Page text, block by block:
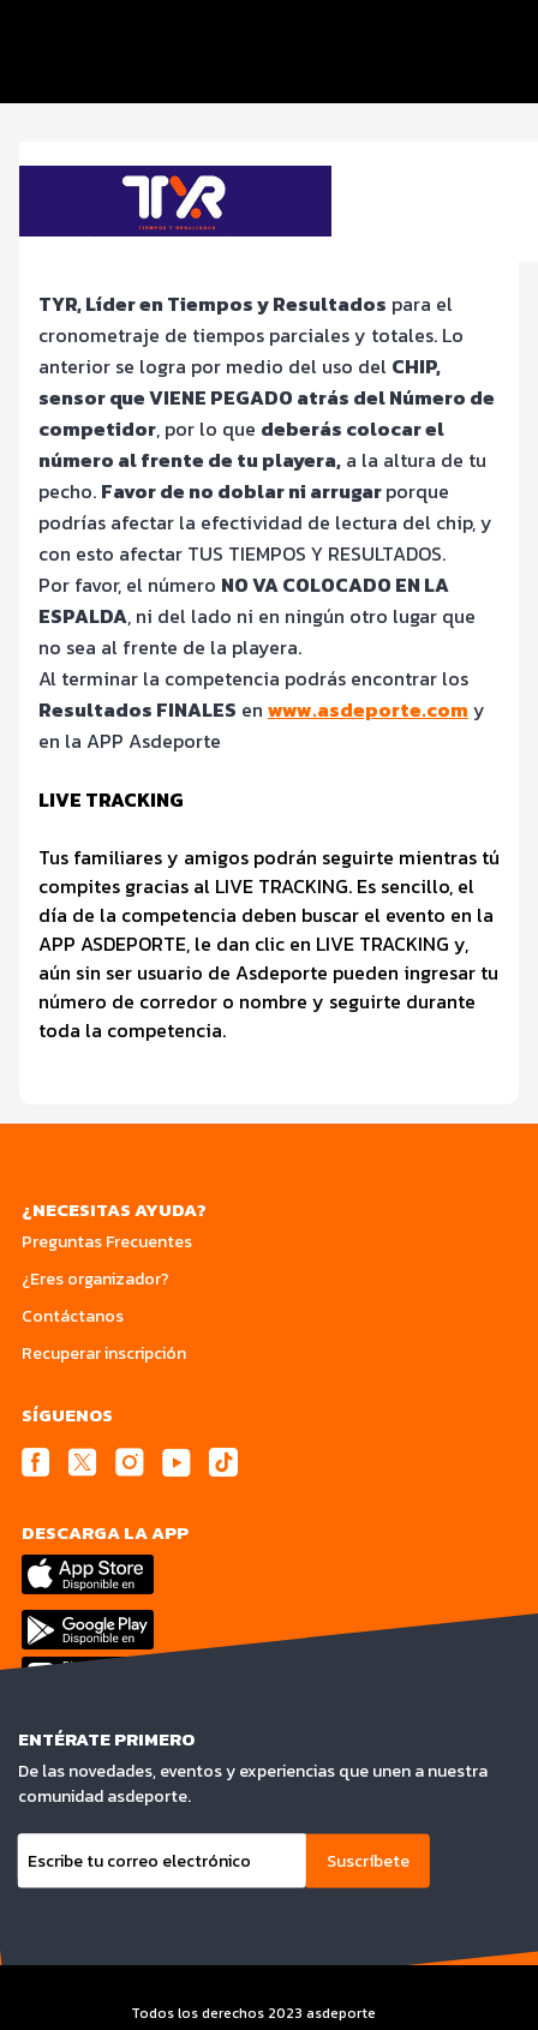
TYR, Líder en Tiempos y Resultados para el
cronometraje de tiempos parciales y totales. Lo
anterior se logra por medio del uso del CHIP,
sensor que VIENE PEGADO atrás del Número de
competidor, por lo que deberás colocar el
número al frente de tu playera, a la altura de tu
pecho. Favor de no doblar ni arrugarporque
podrías afectar la efectividad de lectura del chip, y
con esto afectar TUS TIEMPOS Y RESULTADOS.
Por favor, el número NO VA COLOCADO EN LA
ESPALDA, ni del lado ni en ningún otro lugar que
no sea al frente de la playera.
Al terminar la competencia podrás encontrar los
Resultados FINALES en www.asdeporte.com y
en la APP Asdeporte
LIVE TRACKING
Tus familiares y amigos podrán seguirte mientras tú
compites gracias al LIVE TRACKING. Es sencillo, el
día de la competencia deben buscar el evento en la
APP ASDEPORTE, le dan clic en LIVE TRACKING y,
aún sin ser usuario de Asdeporte pueden ingresar tu
número de corredor o nombre y seguirte durante
toda la competencia.
¿NECESITAS AYUDA?
Preguntas Frecuentes
¿Eres organizador?
Contáctanos
Recuperar inscripción
SÍGUENOS
DESCARGA LA APP
ENTÉRATE PRIMERO
De las novedades, eventos y experiencias que unen a nuestra
comunidad asdeporte.
Suscríbete
Todos los derechos 2023 asdeporte